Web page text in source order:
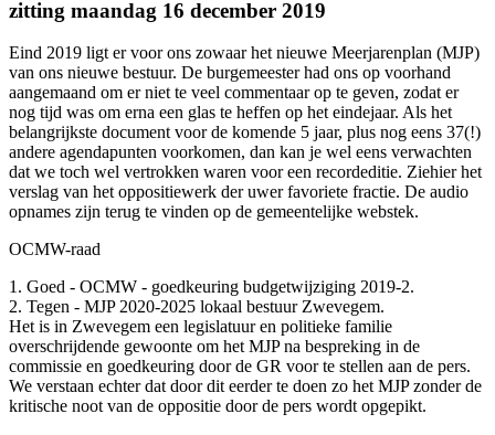
zitting maandag 16 december 2019
Eind 2019 ligt er voor ons zowaar het nieuwe Meerjarenplan (MJP)
van ons nieuwe bestuur. De burgemeester had ons op voorhand
aangemaand om er niet te veel commentaar op te geven, zodat er
nog tijd was om erna een glas te heffen op het eindejaar. Als het
belangrijkste document voor de komende 5 jaar, plus nog eens 37(!)
andere agendapunten voorkomen, dan kan je wel eens verwachten
dat we toch wel vertrokken waren voor een recordeditie. Ziehier het
verslag van het oppositiewerk der uwer favoriete fractie. De audio
opnames zijn terug te vinden op de gemeentelijke webstek.
OCMW-raad
1. Goed - OCMW - goedkeuring budgetwijziging 2019-2.
2. Tegen - MJP 2020-2025 lokaal bestuur Zwevegem.
Het is in Zwevegem een legislatuur en politieke familie
overschrijdende gewoonte om het MJP na bespreking in de
commissie en goedkeuring door de GR voor te stellen aan de pers.
We verstaan echter dat door dit eerder te doen zo het MJP zonder de
kritische noot van de oppositie door de pers wordt opgepikt.